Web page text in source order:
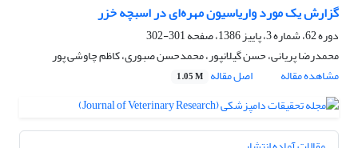
گزارش یک مورد واریاسیون مهره‌ای در اسبچه خزر
دوره 62، شماره 3، پاییز 1386، صفحه
301-302
محمدرضا پریانی، حسن گیلانپور، محمدحسن صبوری، کاظم چاوشی پور
مشاهده مقاله
اصل مقاله 1.05 M